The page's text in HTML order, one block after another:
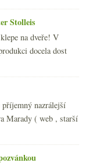
Stolleis
na dveře! V
docela dost
nazrálejší
Marady ( web , starší